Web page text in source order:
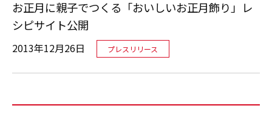
お正月に親子でつくる「おいしいお正月飾り」レ
シピサイト公開
2013年12月26日 プレスリリース